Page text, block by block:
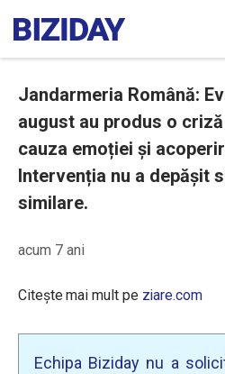
Jandarmeria Română:
august au produs o
cauza emoției și
Intervenția nu a depășit
similare.
acum 7 ani
Citește mai mult pe ziare.com
Echipa Biziday nu a